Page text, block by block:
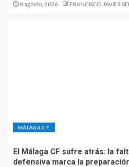
8 agosto, 2026 FRANCISCO JAVIER
MÁLAGA C.F.
El Málaga CF sufre atrás: la
defensiva marca la